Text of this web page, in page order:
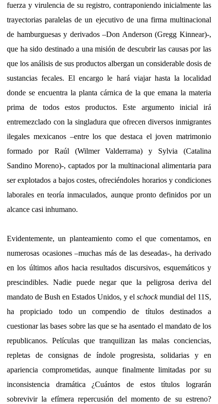
fuerza y virulencia de su registro, contraponiendo inicialmente las
trayectorias paralelas de un ejecutivo de una firma multinacional
de hamburguesas y derivados –Don Anderson (Gregg Kinnear)-,
que ha sido destinado a una misión de descubrir las causas por las
que los análisis de sus productos albergan un considerable dosis de
sustancias fecales. El encargo le hará viajar hasta la localidad
donde se encuentra la planta cárnica de la que emana la materia
prima de todos estos productos. Este argumento inicial irá
entremezclado con la singladura que ofrecen diversos inmigrantes
ilegales mexicanos –entre los que destaca el joven matrimonio
formado por Raúl (Wilmer Valderrama) y Sylvia (Catalina
Sandino Moreno)-, captados por la multinacional alimentaria para
ser explotados a bajos costes, ofreciéndoles horarios y condiciones
laborales en teoría inmaculados, aunque pronto definidos por un
alcance casi inhumano.
Evidentemente, un planteamiento como el que comentamos, en
numerosas ocasiones –muchas más de las deseadas-, ha derivado
en los últimos años hacia resultados discursivos, esquemáticos y
prescindibles. Nadie puede negar que la peligrosa deriva del
mandato de Bush en Estados Unidos, y el schockmundial del 11S,
ha propiciado todo un compendio de títulos destinados a
cuestionar las bases sobre las que se ha asentado el mandato de los
republicanos. Películas que tranquilizan las malas conciencias,
repletas de consignas de índole progresista, solidarias y en
apariencia comprometidas, aunque finalmente limitadas por su
inconsistencia dramática ¿Cuántos de estos títulos lograrán
sobrevivir la efímera repercusión del momento de su estreno?